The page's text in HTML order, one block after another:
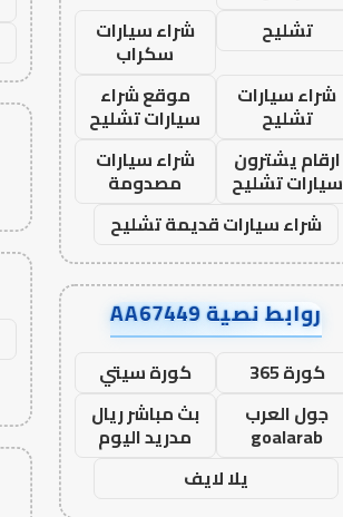
تشليح
شراء سيارات
سكراب
شراء سيارات
تشليح
موقع شراء
سيارات تشليح
ارقام يشترون
سيارات تشليح
شراء سيارات
مصدومة
شراء سيارات قديمة تشليح
روابط نصية AA67449
كورة 365
كورة سيتي
جول العرب
goalarab
بث مباشر ريال
مدريد اليوم
يلا لايف